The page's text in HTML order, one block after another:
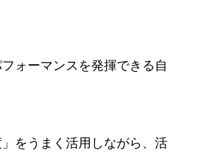
ォーマンスを発揮できる自
をうまく活用しながら、活